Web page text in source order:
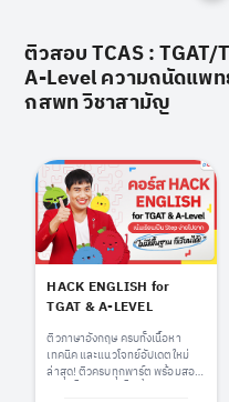
ติวสอบ TCAS : TGAT/
A-Level ความถนัดแพ
กสพท วิชาสามัญ
HACK ENGLISH for
TGAT & A-LEVEL
ติวภาษาอังกฤษ ครบทั้งเนื้อหา
เทคนิค และแนวโจทย์อัปเดตใหม่
ล่าสุด! ติวครบทุกพาร์ต พร้อมสอบ